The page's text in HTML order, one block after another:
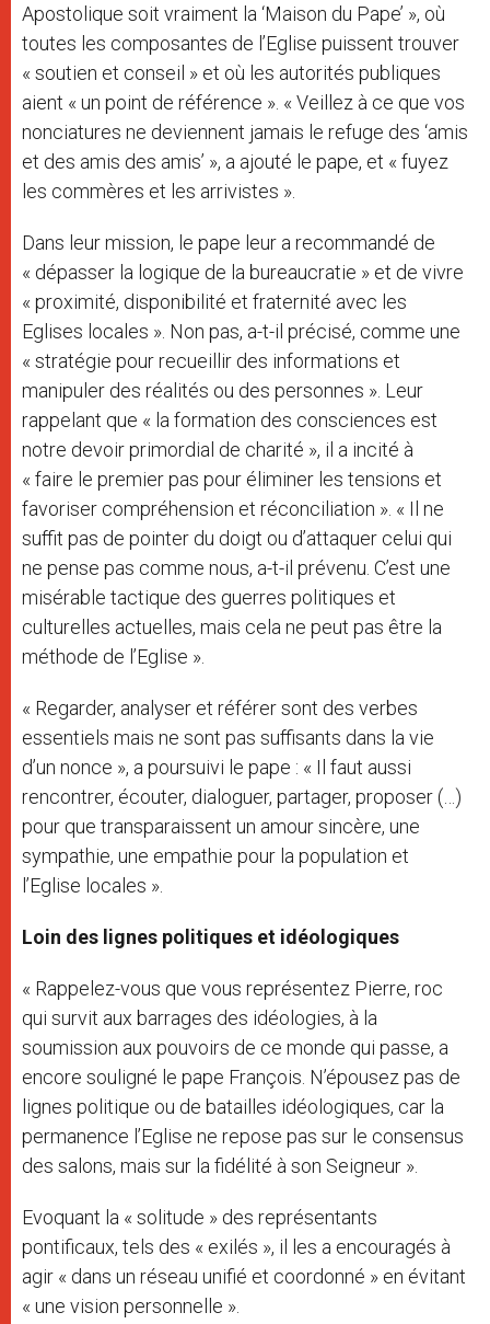
Apostolique soit vraiment la ‘Maison du Pape’ », où
toutes les composantes de l’Eglise puissent trouver
« soutien et conseil » et où les autorités publiques
aient « un point de référence ». « Veillez à ce que vos
nonciatures ne deviennent jamais le refuge des ‘amis
et des amis des amis’ », a ajouté le pape, et « fuyez
les commères et les arrivistes ».
Dans leur mission, le pape leur a recommandé de
« dépasser la logique de la bureaucratie » et de vivre
« proximité, disponibilité et fraternité avec les
Eglises locales ». Non pas, a-t-il précisé, comme une
« stratégie pour recueillir des informations et
manipuler des réalités ou des personnes ». Leur
rappelant que « la formation des consciences est
notre devoir primordial de charité », il a incité à
« faire le premier pas pour éliminer les tensions et
favoriser compréhension et réconciliation ». « Il ne
suffit pas de pointer du doigt ou d’attaquer celui qui
ne pense pas comme nous, a-t-il prévenu. C’est une
misérable tactique des guerres politiques et
culturelles actuelles, mais cela ne peut pas être la
méthode de l’Eglise ».
« Regarder, analyser et référer sont des verbes
essentiels mais ne sont pas suffisants dans la vie
d’un nonce », a poursuivi le pape : « Il faut aussi
rencontrer, écouter, dialoguer, partager, proposer (…)
pour que transparaissent un amour sincère, une
sympathie, une empathie pour la population et
l’Eglise locales ».
Loin des lignes politiques et idéologiques
« Rappelez-vous que vous représentez Pierre, roc
qui survit aux barrages des idéologies, à la
soumission aux pouvoirs de ce monde qui passe, a
encore souligné le pape François. N’épousez pas de
lignes politique ou de batailles idéologiques, car la
permanence l’Eglise ne repose pas sur le consensus
des salons, mais sur la fidélité à son Seigneur ».
Evoquant la « solitude » des représentants
pontificaux, tels des « exilés », il les a encouragés à
agir « dans un réseau unifié et coordonné » en évitant
« une vision personnelle ».